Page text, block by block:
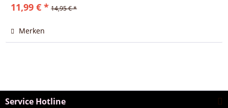
11,99 € * 14,95 € *
Merken
Service Hotline